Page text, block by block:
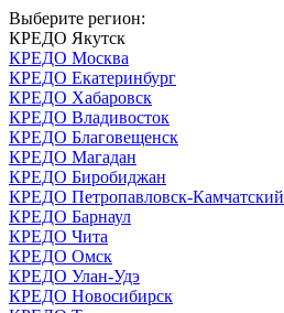
Выберите регион:
КРЕДО Якутск
КРЕДО Москва
КРЕДО Екатеринбург
КРЕДО Хабаровск
КРЕДО Владивосток
КРЕДО Благовещенск
КРЕДО Магадан
КРЕДО Биробиджан
КРЕДО Петропавловск-Камчатский
КРЕДО Барнаул
КРЕДО Чита
КРЕДО Омск
КРЕДО Улан-Удэ
КРЕДО Новосибирск